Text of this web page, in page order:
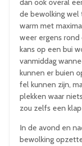
dan ook overal
de bewolking wel
warm met
weer ergens
kans op een bui
vanmiddag
kunnen er buien
fel kunnen zijn,
plekken waar
zou zelfs een
In de avond en
bewolking